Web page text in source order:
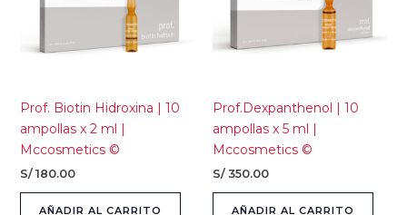
Prof. Biotin Hidroxina | 10
ampollas x 2 ml |
Mccosmetics ©
S/180.00
AÑADIR AL CARRITO
Prof.Dexpanthenol | 10
ampollas x 5 ml |
Mccosmetics ©
S/ 350.00
AÑADIR AL CARRITO